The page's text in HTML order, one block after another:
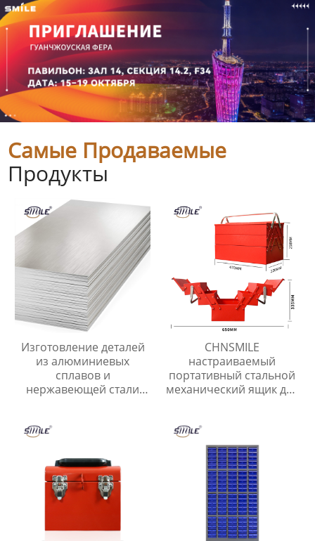
Самые Продаваемые
Продукты
Изготовление деталей
из алюминиевых
сплавов и
нержавеющей стали
листового металла
CHNSMILE
настраиваемый
портативный стальной
механический ящик для
штабелируемый
трехслойный ящик для
инструментов